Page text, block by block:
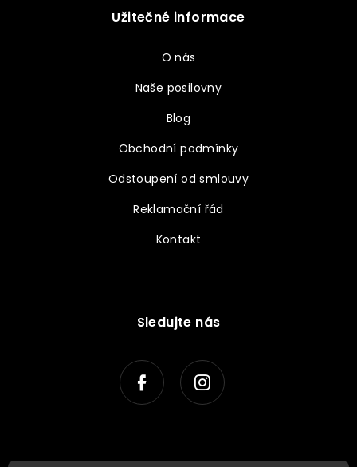
Užitečné informace
O nás
Naše posilovny
Blog
Obchodní podmínky
Odstoupení od smlouvy
Reklamační řád
Kontakt
Sledujte nás